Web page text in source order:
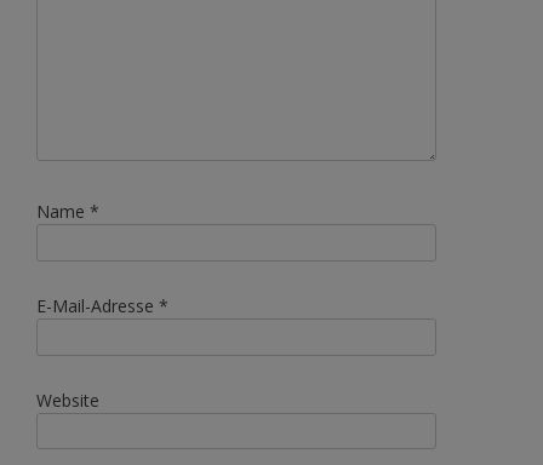
Name *
E-Mail-Adresse *
Website